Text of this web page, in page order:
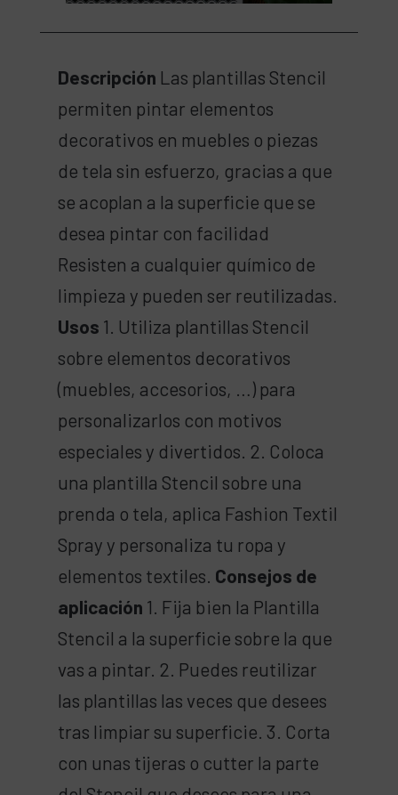
Descripción Las plantillas Stencil
permiten pintar elementos
decorativos en muebles o piezas
de tela sin esfuerzo, gracias a que
se acoplan a la superficie que se
desea pintar con facilidad
Resisten a cualquier químico de
limpieza y pueden ser reutilizadas.
Usos 1. Utiliza plantillas Stencil
sobre elementos decorativos
(muebles, accesorios, …) para
personalizarlos con motivos
especiales y divertidos. 2. Coloca
una plantilla Stencil sobre una
prenda o tela, aplica Fashion Textil
Spray y personaliza tu ropa y
elementos textiles. Consejos de
aplicación 1. Fija bien la Plantilla
Stencil a la superficie sobre la que
vas a pintar. 2. Puedes reutilizar
las plantillas las veces que desees
tras limpiar su superficie. 3. Corta
con unas tijeras o cutter la parte